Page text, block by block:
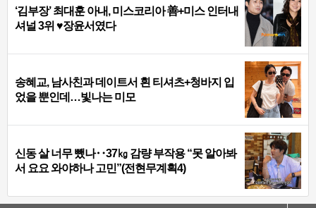
‘김부장’ 최대훈 아내, 미스코리아 善+미스 인터내
셔널 3위 ♥장윤서였다
송혜교, 남사친과 데이트서 흰 티셔츠+청바지 입
었을 뿐인데…빛나는 미모
신동 살 너무 뺐나‥37㎏ 감량 부작용 “못 알아봐
서 요요 와야하나 고민”(전현무계획4)